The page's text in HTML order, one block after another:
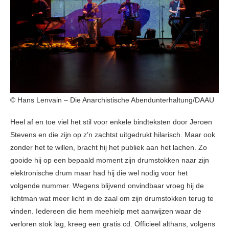
© Hans Lenvain – Die Anarchistische Abendunterhaltung/DAAU
Heel af en toe viel het stil voor enkele bindteksten door Jeroen
Stevens en die zijn op z’n zachtst uitgedrukt hilarisch. Maar ook
zonder het te willen, bracht hij het publiek aan het lachen. Zo
gooide hij op een bepaald moment zijn drumstokken naar zijn
elektronische drum maar had hij die wel nodig voor het
volgende nummer. Wegens blijvend onvindbaar vroeg hij de
lichtman wat meer licht in de zaal om zijn drumstokken terug te
vinden. Iedereen die hem meehielp met aanwijzen waar de
verloren stok lag, kreeg een gratis cd. Officieel althans, volgens